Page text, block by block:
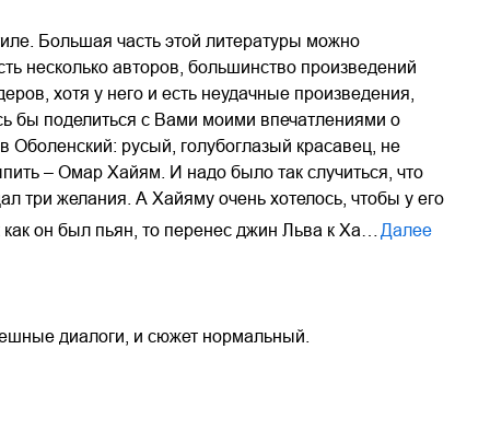
Большая часть этой литературы можно
несколько авторов, большинство произведений
хотя у него и есть неудачные произведения,
бы поделиться с Вами моими впечатлениями о
русый, голубоглазый красавец, не
– Омар Хайям. И надо было так случиться, что
три желания. А Хайяму очень хотелось, чтобы у его
он был пьян, то перенес джин Льва к Ха…
Далее
диалоги, и сюжет нормальный.